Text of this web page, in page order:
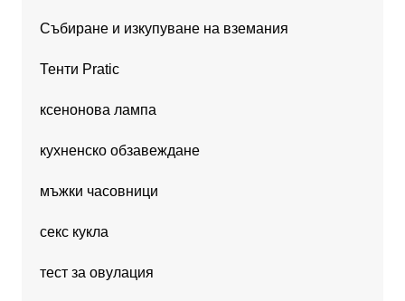
Събиране и изкупуване на вземания
Тенти Pratic
ксенонова лампа
кухненско обзавеждане
мъжки часовници
секс кукла
тест за овулация